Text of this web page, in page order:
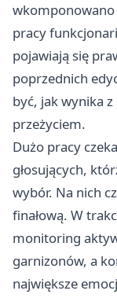
wkomponowano
pracy
pojawiają się
poprzednich
być, jak wynika
przeżyciem.
Dużo pracy
głosujących,
wybór. Na nich
finałową. W
monitoring
garnizonów, a
największe